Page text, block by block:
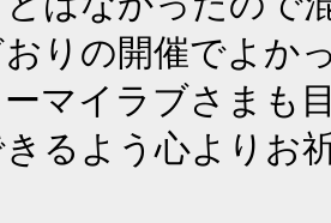
りの開催でよか
ーマイラブさまも
きるよう心よりお